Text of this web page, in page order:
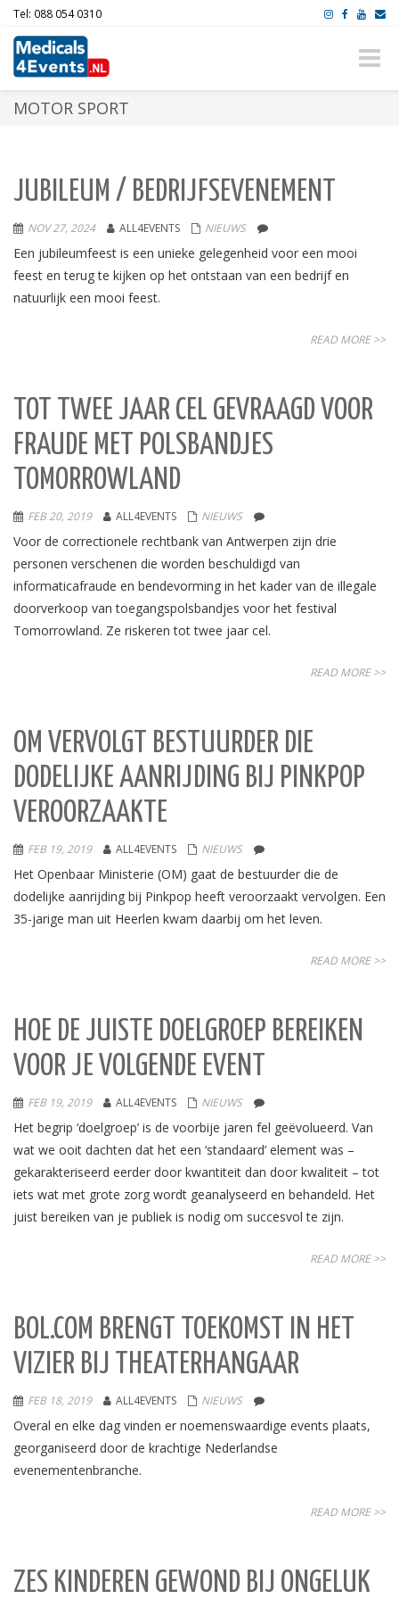
Tel: 088 054 0310
Toggle
MOTOR SPORT
JUBILEUM / BEDRIJFSEVENEMENT
NOV 27, 2024 ALL4EVENTS NIEUWS
Een jubileumfeest is een unieke gelegenheid voor een mooi
feest en terug te kijken op het ontstaan van een bedrijf en
natuurlijk een mooi feest.
READ MORE >>
TOT TWEE JAAR CEL GEVRAAGD VOOR
FRAUDE MET POLSBANDJES
TOMORROWLAND
FEB 20, 2019 ALL4EVENTS NIEUWS
Voor de correctionele rechtbank van Antwerpen zijn drie
personen verschenen die worden beschuldigd van
informaticafraude en bendevorming in het kader van de illegale
doorverkoop van toegangspolsbandjes voor het festival
Tomorrowland. Ze riskeren tot twee jaar cel.
READ MORE >>
OM VERVOLGT BESTUURDER DIE
DODELIJKE AANRIJDING BIJ PINKPOP
VEROORZAAKTE
FEB 19, 2019 ALL4EVENTS NIEUWS
Het Openbaar Ministerie (OM) gaat de bestuurder die de
dodelijke aanrijding bij Pinkpop heeft veroorzaakt vervolgen. Een
35-jarige man uit Heerlen kwam daarbij om het leven.
READ MORE >>
HOE DE JUISTE DOELGROEP BEREIKEN
VOOR JE VOLGENDE EVENT
FEB 19, 2019 ALL4EVENTS NIEUWS
Het begrip ‘doelgroep’ is de voorbije jaren fel geëvolueerd. Van
wat we ooit dachten dat het een ‘standaard’ element was –
gekarakteriseerd eerder door kwantiteit dan door kwaliteit – tot
iets wat met grote zorg wordt geanalyseerd en behandeld. Het
juist bereiken van je publiek is nodig om succesvol te zijn.
READ MORE >>
BOL.COM BRENGT TOEKOMST IN HET
VIZIER BIJ THEATERHANGAAR
FEB 18, 2019 ALL4EVENTS NIEUWS
Overal en elke dag vinden er noemenswaardige events plaats,
georganiseerd door de krachtige Nederlandse
evenementenbranche.
READ MORE >>
ZES KINDEREN GEWOND BIJ ONGELUK